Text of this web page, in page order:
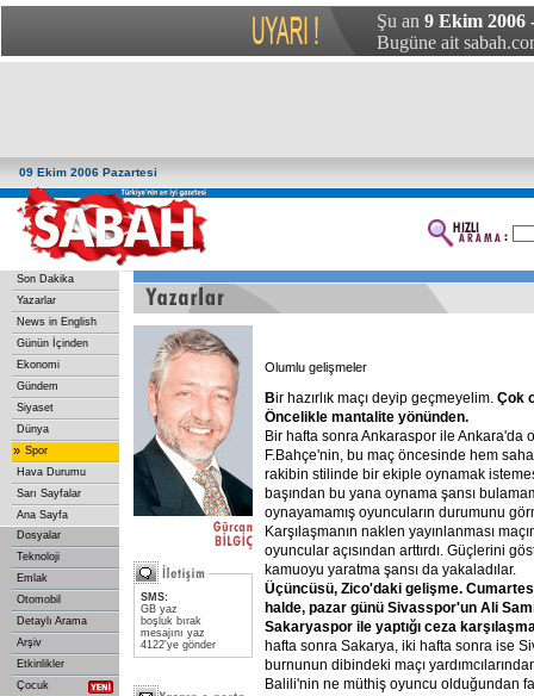
Şu an 9 Ekim 2006
Bugüne ait
09 Ekim 2006 Pazartesi
Son Dakika
Yazarlar
News in English
Günün İçinden
Ekonomi
Gündem
Siyaset
Dünya
» Spor
Hava Durumu
Sarı Sayfalar
Ana Sayfa
Dosyalar
Teknoloji
Emlak
Otomobil
Detaylı Arama
Arşiv
Etkinlikler
Çocuk
SMS:
GB yaz
boşluk bırak
mesajını yaz
4122'ye gönder
Olumlu gelişmeler
Bir hazırlık maçı deyip geçmeyelim. Çok
Öncelikle mantalite yönünden.
Bir hafta sonra Ankaraspor ile Ankara'da
F.Bahçe'nin, bu maç öncesinde hem
rakibin stilinde bir ekiple oynamak
başından bu yana oynama şansı
oynayamamış oyuncuların durumunu
Karşılaşmanın naklen yayınlanması
oyuncular açısından arttırdı. Güçlerini
kamuoyu yaratma şansı da yakaladılar.
Üçüncüsü, Zico'daki gelişme.
halde, pazar günü Sivasspor'un Ali
Sakaryaspor ile yaptığı ceza
hafta sonra Sakarya, iki hafta sonra ise
burnunun dibindeki maçı
Balili'nin ne müthiş oyuncu olduğundan